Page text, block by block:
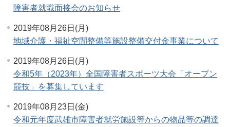
障害者就職面接会のお知らせ
2019年08月26日(月)
地域介護・福祉空間整備等施設整備交付金事業について
2019年08月26日(月)
令和5年（2023年）全国障害者スポーツ大会「オープン
競技」を募集しています
2019年08月23日(金)
令和元年度武雄市障害者就労施設等からの物品等の調達